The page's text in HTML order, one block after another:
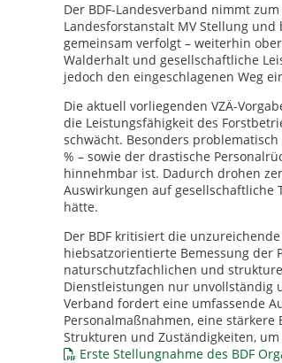
Der BDF-Landesverband nimmt
Landesforstanstalt MV Stellung und
gemeinsam verfolgt – weiterhin
Walderhalt und gesellschaftliche
jedoch den eingeschlagenen Weg
Die aktuell vorliegenden VZÄ-
die Leistungsfähigkeit des
schwächt. Besonders
% – sowie der drastische
hinnehmbar ist. Dadurch drohen
Auswirkungen auf
hätte.
Der BDF kritisiert die
hiebsatzorientierte Bemessung der
naturschutzfachlichen und
Dienstleistungen nur unvollständig
Verband fordert eine umfassende
Personalmaßnahmen, eine
Strukturen und Zuständigkeiten,
Erste Stellungnahme des BDF